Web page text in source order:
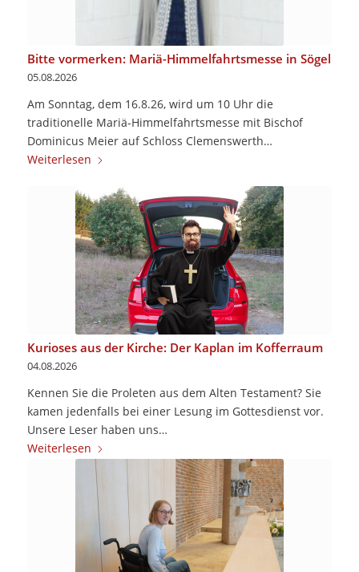
Bitte vormerken: Mariä-Himmelfahrtsmesse in Sögel
05.08.2026
Am Sonntag, dem 16.8.26, wird um 10 Uhr die
traditionelle Mariä-Himmelfahrtsmesse mit Bischof
Dominicus Meier auf Schloss Clemenswerth…
Weiterlesen
Kurioses aus der Kirche: Der Kaplan im Kofferraum
04.08.2026
Kennen Sie die Proleten aus dem Alten Testament? Sie
kamen jedenfalls bei einer Lesung im Gottesdienst vor.
Unsere Leser haben uns…
Weiterlesen